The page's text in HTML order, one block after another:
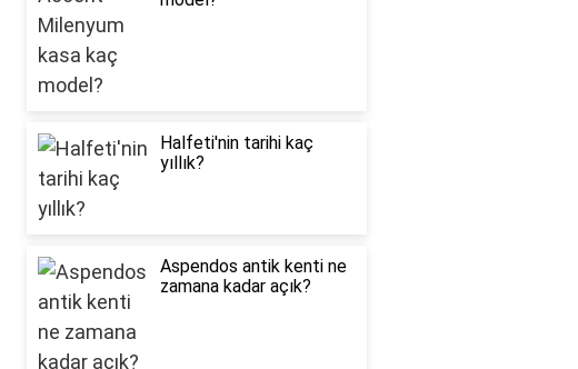
Halfeti'nin tarihi kaç
yıllık?
Aspendos antik kenti ne
zamana kadar açık?